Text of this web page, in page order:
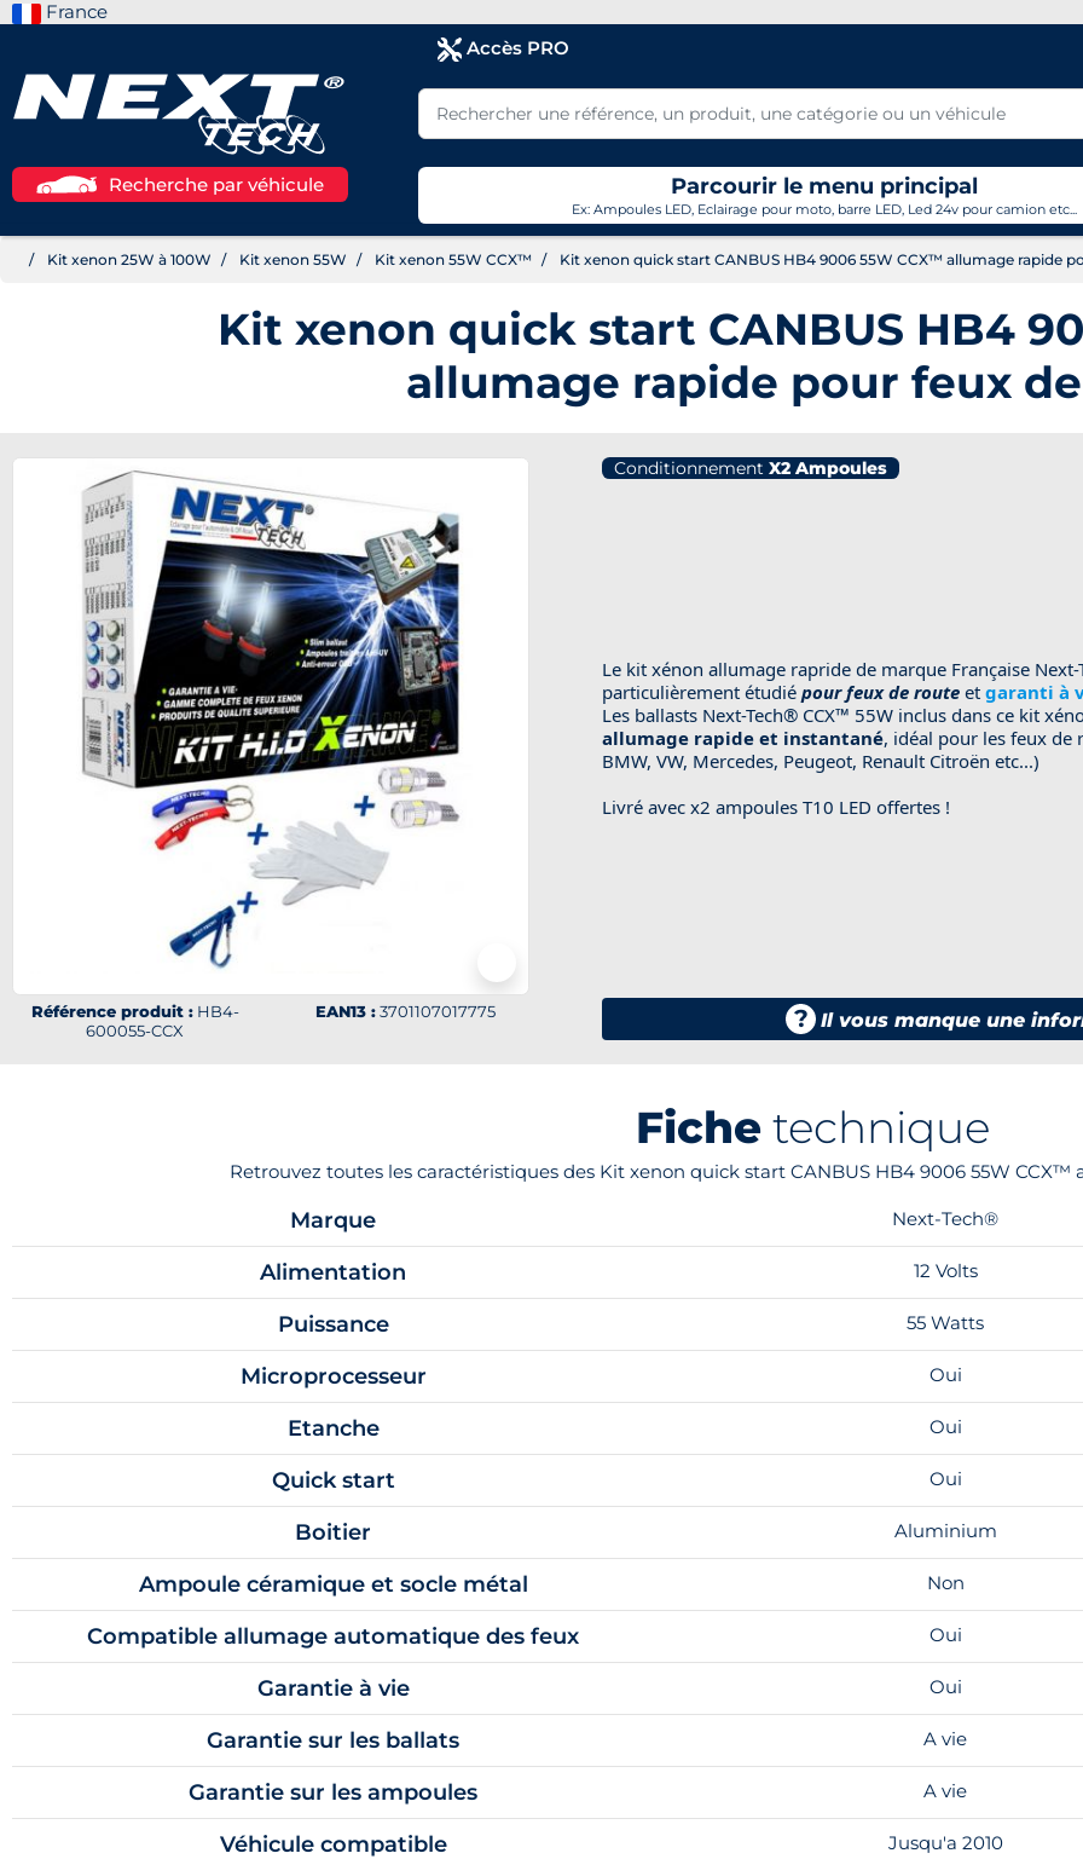
France
Accès PRO
Recherche par véhicule Parcourir le menu principal
Ex: Ampoules LED, Eclairage pour moto, barre LED, Led 24v pour camion etc...
Kit xenon 25W à 100W Kit xenon 55W Kit xenon 55W CCX™ Kit xenon quick start CANBUS HB4 9006 55W CCX™ allumage rapide
Kit xenon quick start CANBUS HB4
allumage rapide pour feux
Référence produit :HB4-
600055-CCX
EAN13 :3701107017775
Conditionnement X2 Ampoules
Le kit xénon allumage rapride de marque Française
particulièrement étudié pour feux de routeet garanti à
Les ballasts Next-Tech® CCX™ 55W inclus dans ce kit
allumage rapide et instantané, idéal pour les feux de
BMW, VW, Mercedes, Peugeot, Renault Citroën etc...)
Livré avec x2 ampoules T10 LED offertes !
? Il vous manque une
Fichetechnique
Retrouvez toutes les caractéristiques des Kit xenon quick start CANBUS HB4 9006 55W
Marque Next-Tech®
Alimentation 12 Volts
Puissance 55 Watts
Microprocesseur Oui
Etanche Oui
Quick start Oui
Boitier Aluminium
Ampoule céramique et socle métal Non
Compatible allumage automatique des feux Oui
Garantie à vie Oui
Garantie sur les ballats A vie
Garantie sur les ampoules A vie
Véhicule compatible Jusqu'a 2010